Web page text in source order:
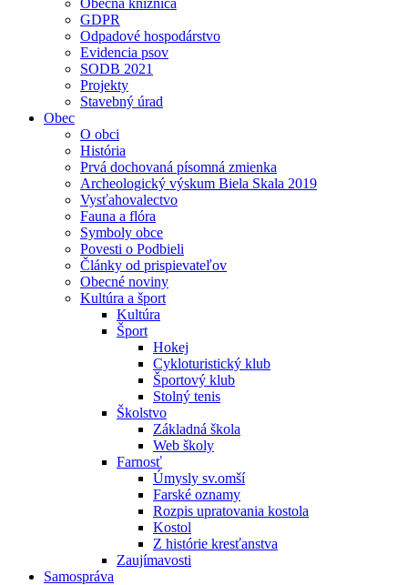
Obecná knižnica
GDPR
Odpadové hospodárstvo
Evidencia psov
SODB 2021
Projekty
Stavebný úrad
Obec
O obci
História
Prvá dochovaná písomná zmienka
Archeologický výskum Biela Skala 2019
Vysťahovalectvo
Fauna a flóra
Symboly obce
Povesti o Podbieli
Články od prispievateľov
Obecné noviny
Kultúra a šport
Kultúra
Šport
Hokej
Cykloturistický klub
Športový klub
Stolný tenis
Školstvo
Základná škola
Web školy
Farnosť
Úmysly sv.omší
Farské oznamy
Rozpis upratovania kostola
Kostol
Z histórie kresťanstva
Zaujímavosti
Samospráva